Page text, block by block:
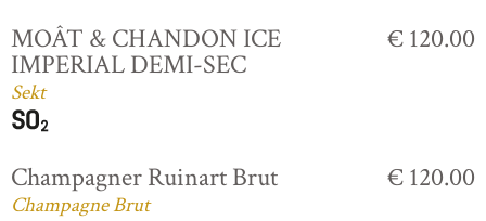
MOÂT & CHANDON ICE
IMPERIAL DEMI-SEC
Sekt
€ 120.00
Champagner Ruinart Brut
Champagne Brut
€ 120.00